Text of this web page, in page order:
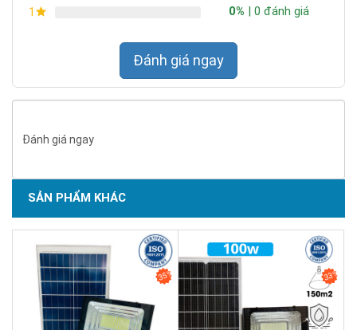
SẢN PHẨM CHẤT LƯỢNG - DỊCH VỤ TIN DÙNG LẦN VII - 2020
1
0% | 0 đánh giá
Đánh giá ngay
Đánh giá ngay
SẢN PHẨM KHÁC
35% 33%